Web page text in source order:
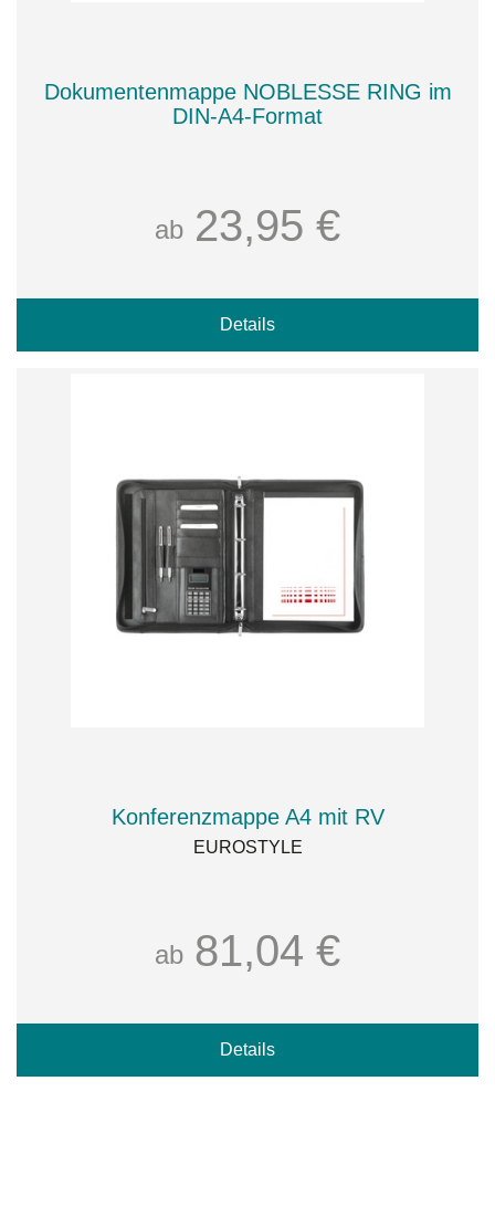
Dokumentenmappe NOBLESSE RING im
DIN-A4-Format
ab 23,95 €
Details
Konferenzmappe A4 mit RV
EUROSTYLE
ab 81,04 €
Details